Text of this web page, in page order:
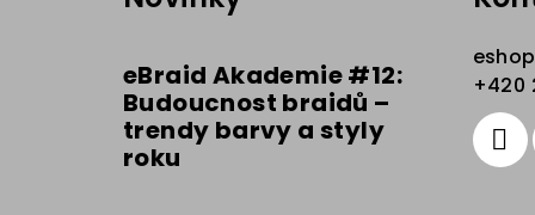
eBraid Akademie #12:
Budoucnost braidů –
trendy barvy a styly
roku
eshop
+420